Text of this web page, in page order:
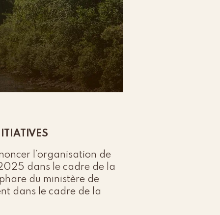
l’organisation de
dans le cadre de la
du ministère de
dans le cadre de la